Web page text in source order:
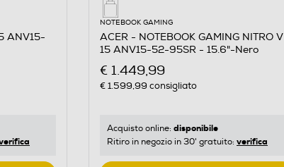
ANV15-
NOTEBOOK GAMING
ACER - NOTEBOOK GAMING NITRO V
15 ANV15-52-95SR - 15.6"-Nero
€ 1.449,99
€ 1.599,99 consigliato
Acquisto online: disponibile
Ritiro in negozio in 30' gratuito: verifica